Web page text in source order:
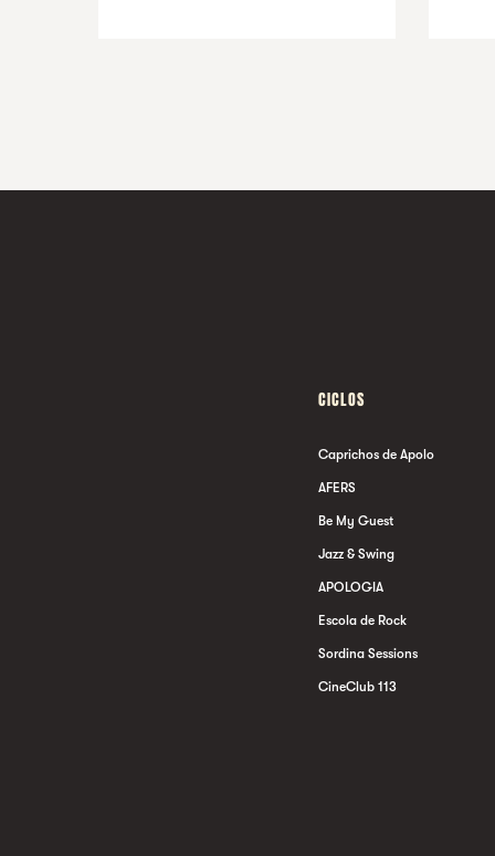
CICLOS
Caprichos de Apolo
AFERS
Be My Guest
Jazz & Swing
APOLOGIA
Escola de Rock
Sordina Sessions
CineClub 113